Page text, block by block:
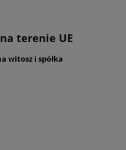
terenie UE
witosz i spółka